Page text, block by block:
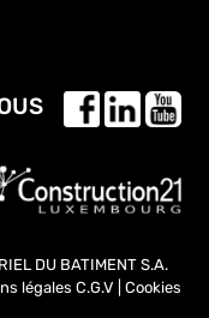
DU BATIMENT S.A.
légales C.G.V Cookies